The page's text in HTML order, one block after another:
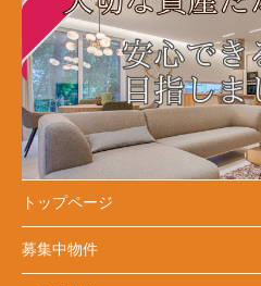
トップページ
募集中物件